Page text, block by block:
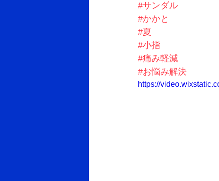
#サンダル
#かかと
#夏
#小指
#痛み軽減
#お悩み解決
https://